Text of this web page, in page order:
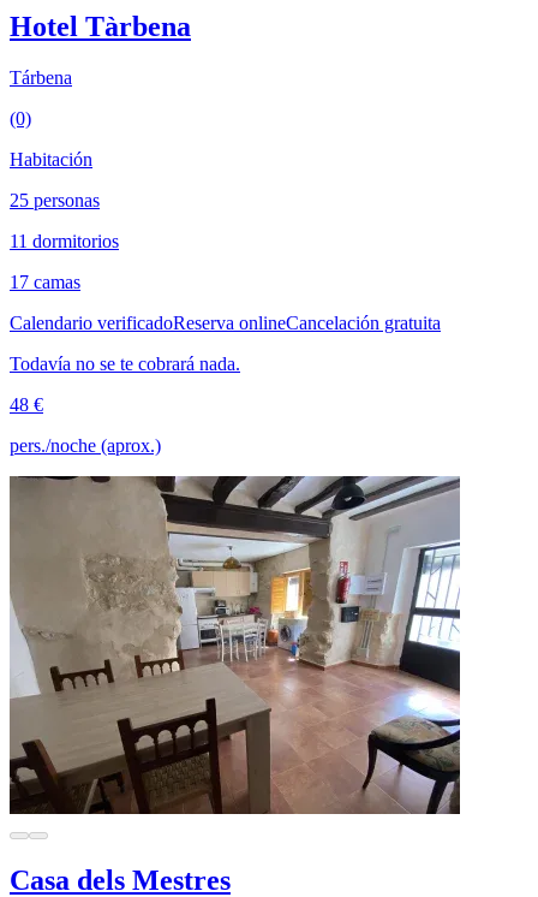
Hotel Tàrbena
Tárbena
(0)
Habitación
25 personas
11 dormitorios
17 camas
Calendario verificadoReserva onlineCancelación gratuita
Todavía no se te cobrará nada.
48 €
pers./noche (aprox.)
Casa dels Mestres